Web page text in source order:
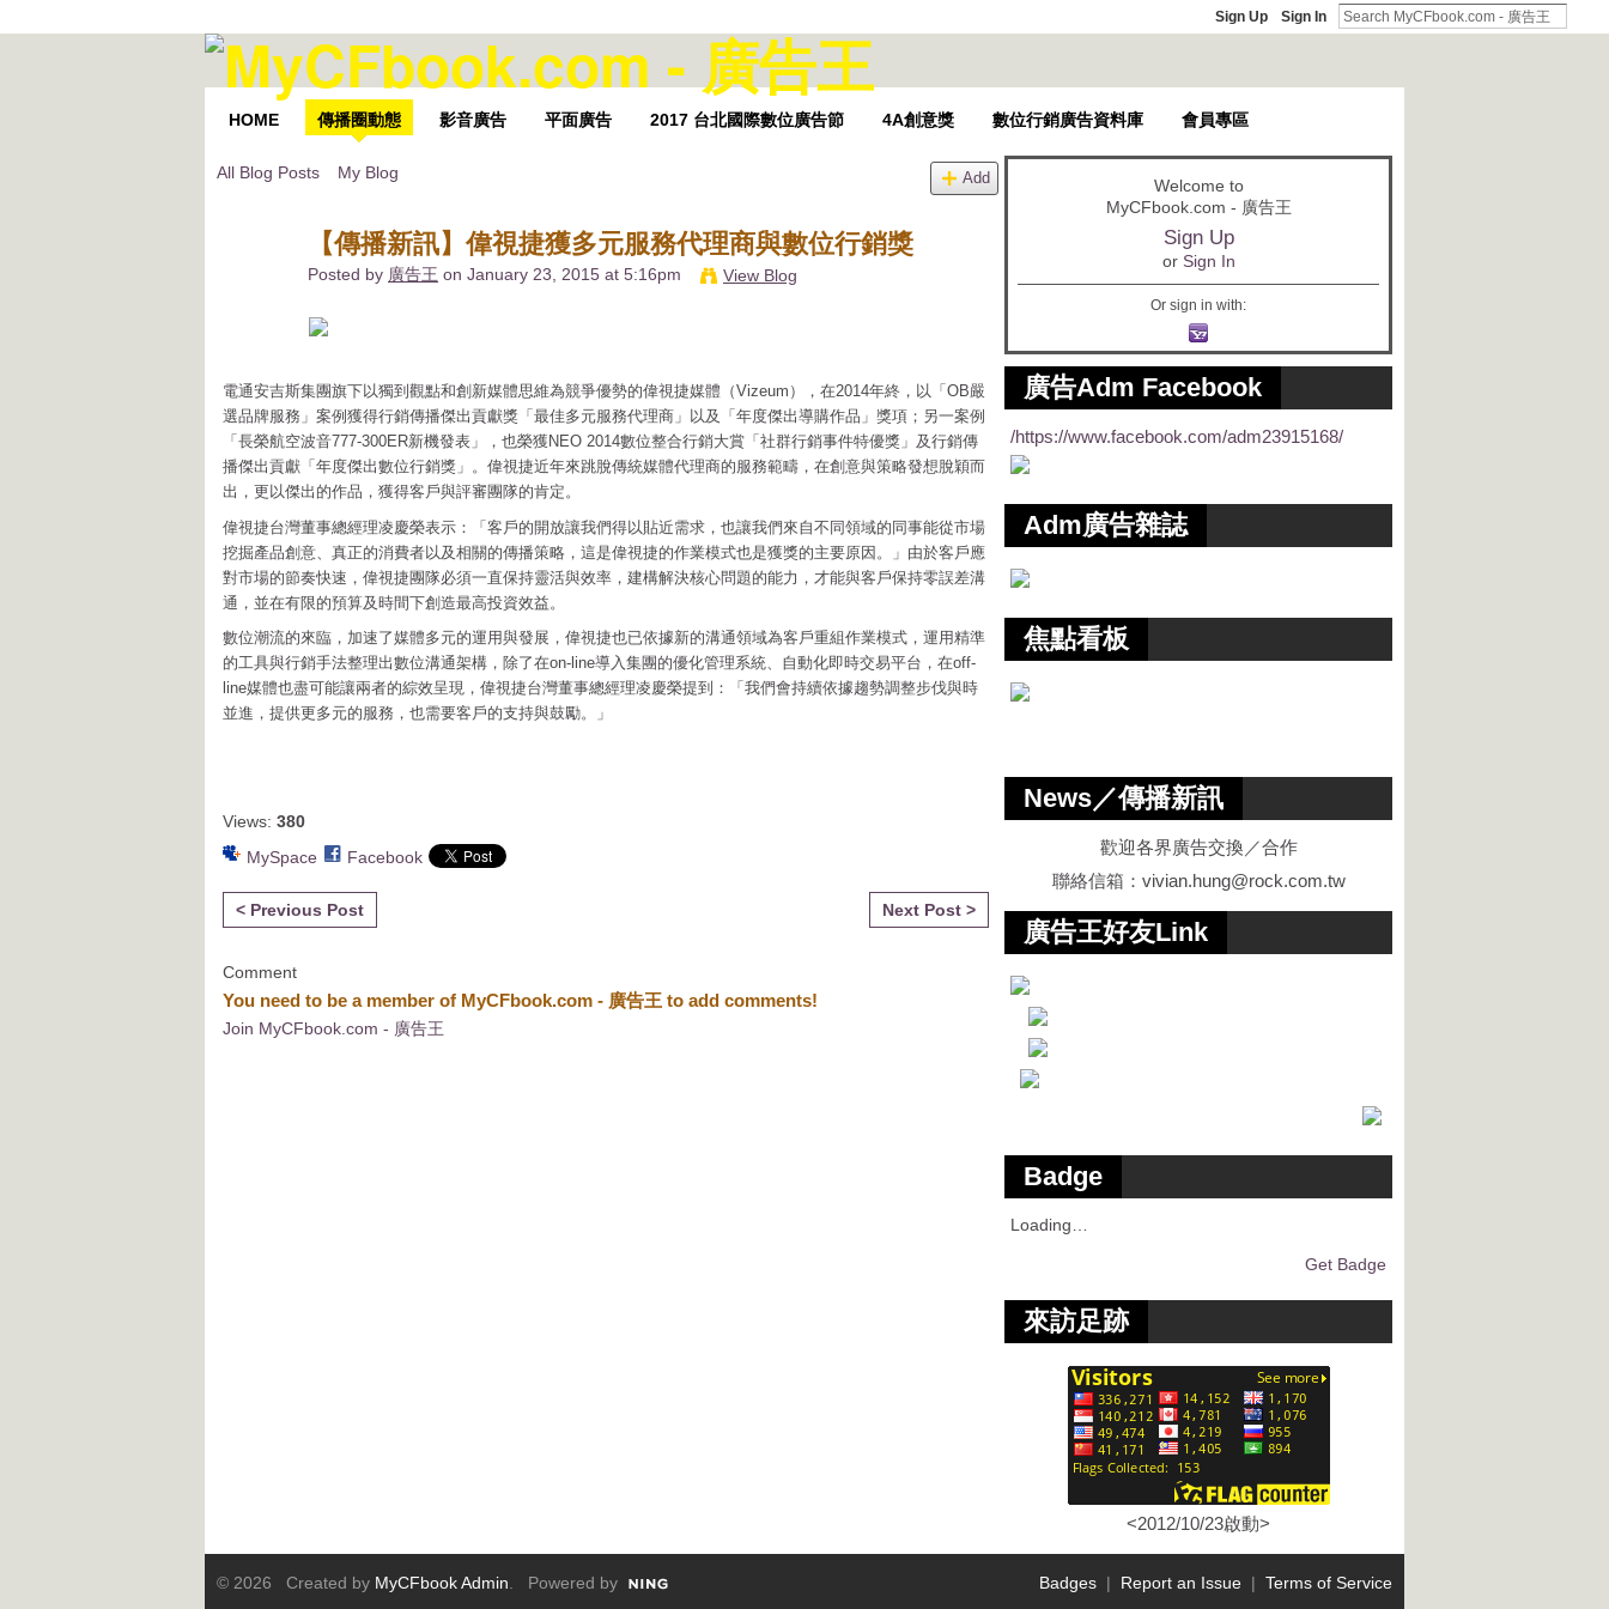
Sign Up Sign In
HOME 傳播圈動態 影音廣告 平面廣告 2017 台北國際數位廣告節 4A創意獎 數位行銷廣告資料庫 會員專區
All Blog Posts My Blog Add
【傳播新訊】偉視捷獲多元服務代理商與數位行銷獎
Posted by 廣告王 on January 23, 2015 at 5:16pm View Blog
電通安吉斯集團旗下以獨到觀點和創新媒體思維為競爭優勢的偉視捷媒體（Vizeum），在2014年終，以「OB嚴
選品牌服務」案例獲得行銷傳播傑出貢獻獎「最佳多元服務代理商」以及「年度傑出導購作品」獎項；另一案例
「長榮航空波音777-300ER新機發表」，也榮獲NEO 2014數位整合行銷大賞「社群行銷事件特優獎」及行銷傳
播傑出貢獻「年度傑出數位行銷獎」。偉視捷近年來跳脫傳統媒體代理商的服務範疇，在創意與策略發想脫穎而
出，更以傑出的作品，獲得客戶與評審團隊的肯定。
偉視捷台灣董事總經理凌慶榮表示：「客戶的開放讓我們得以貼近需求，也讓我們來自不同領域的同事能從市場
挖掘產品創意、真正的消費者以及相關的傳播策略，這是偉視捷的作業模式也是獲獎的主要原因。」由於客戶應
對市場的節奏快速，偉視捷團隊必須一直保持靈活與效率，建構解決核心問題的能力，才能與客戶保持零誤差溝
通，並在有限的預算及時間下創造最高投資效益。
數位潮流的來臨，加速了媒體多元的運用與發展，偉視捷也已依據新的溝通領域為客戶重組作業模式，運用精準
的工具與行銷手法整理出數位溝通架構，除了在on-line導入集團的優化管理系統、自動化即時交易平台，在off-
line媒體也盡可能讓兩者的綜效呈現，偉視捷台灣董事總經理凌慶榮提到：「我們會持續依據趨勢調整步伐與時
並進，提供更多元的服務，也需要客戶的支持與鼓勵。」
Views: 380
MySpace
Facebook
< Previous Post Next Post >
Comment
You need to be a member of MyCFbook.com - 廣告王 to add comments!
Join MyCFbook.com - 廣告王
Welcome to
MyCFbook.com - 廣告王
Sign Up
or Sign In
Or sign in with:
廣告Adm Facebook
/https://www.facebook.com/adm23915168/
Adm廣告雜誌
焦點看板
News／傳播新訊
歡迎各界廣告交換／合作
聯絡信箱： vivian.hung@rock.com.tw
廣告王好友Link
Badge
Loading…
Get Badge
來訪足跡
<2012/10/23啟動>
© 2026 Created by MyCFbook Admin . Powered by Badges | Report an Issue | Terms of Service